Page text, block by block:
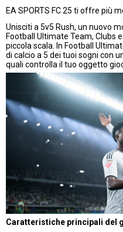
EA SPORTS FC 25 ti offre più
Unisciti a 5v5 Rush, un nuovo
Football Ultimate Team, Clubs
piccola scala. In Football
di calcio a 5 dei tuoi sogni con
quali controlla il tuo oggetto
Caratteristiche principali del